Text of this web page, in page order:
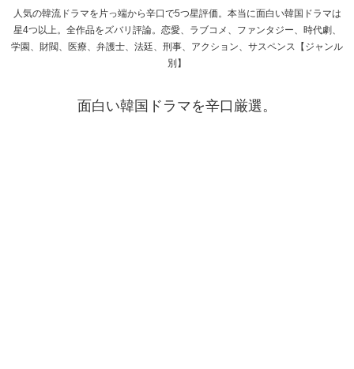
人気の韓流ドラマを片っ端から辛口で5つ星評価。本当に面白い韓国ドラマは
星4つ以上。全作品をズバリ評論。恋愛、ラブコメ、ファンタジー、時代劇、
学園、財閥、医療、弁護士、法廷、刑事、アクション、サスペンス【ジャンル
別】
面白い韓国ドラマを辛口厳選。